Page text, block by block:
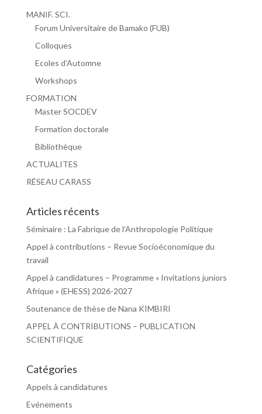
MANIF. SCI.
Forum Universitaire de Bamako (FUB)
Colloques
Ecoles d’Automne
Workshops
FORMATION
Master SOCDEV
Formation doctorale
Bibliothèque
ACTUALITES
RÉSEAU CARASS
Articles récents
Séminaire : La Fabrique de l’Anthropologie Politique
Appel à contributions – Revue Socioéconomique du
travail
Appel à candidatures – Programme « Invitations juniors
Afrique » (EHESS) 2026-2027
Soutenance de thèse de Nana KIMBIRI
APPEL À CONTRIBUTIONS – PUBLICATION
SCIENTIFIQUE
Catégories
Appels à candidatures
Evénements